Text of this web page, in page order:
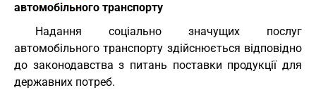
автомобільного транспорту
Надання соціально значущих послуг
автомобільного транспорту здійснюється відповідно
до законодавства з питань поставки продукції для
державних потреб.